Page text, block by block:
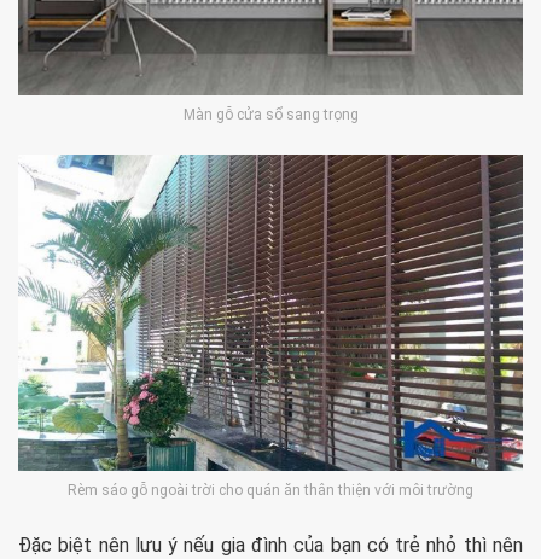
Màn gỗ cửa sổ sang trọng
Rèm sáo gỗ ngoài trời cho quán ăn thân thiện với môi trường
Đặc biệt nên lưu ý nếu gia đình của bạn có trẻ nhỏ thì nên